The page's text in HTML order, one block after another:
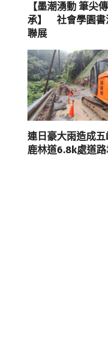
【墨潮湧動 筆尖傳
承】 社會學園書
聯展
連日豪大雨造成五
鹿林道6.8k處道路